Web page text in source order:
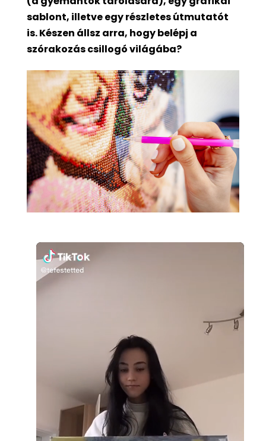
sablont, illetve egy részletes útmutatót
is. Készen állsz arra, hogy belépj a
szórakozás csillogó világába?